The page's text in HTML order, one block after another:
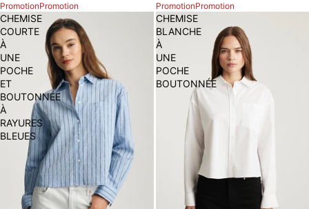
PromotionPromotion PromotionPromotion
CHEMISE
COURTE
À
UNE
POCHE
ET
BOUTONNÉE
À
RAYURES
BLEUES
CHEMISE
BLANCHE
À
UNE
POCHE
BOUTONNÉE